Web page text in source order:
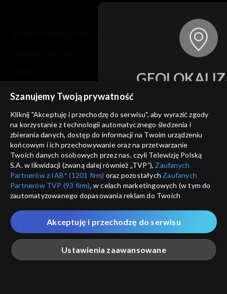
Kraj, z którego się
Zjednoczone , w związku z
na platformie TVP VOD
nieodstępna. Sprawdź, które
obejrzeć.
Nie pokazuj
ANULUJ
pomoc
kontakt
voucher
dostępność
Szanujemy Twoją prywatność
Kliknij "Akceptuję i przechodzę do serwisu", aby wyrazić zgody
na korzystanie z technologii automatycznego śledzenia i
zbierania danych, dostęp do informacji na Twoim urządzeniu
końcowym i ich przechowywanie oraz na przetwarzanie
Twoich danych osobowych przez nas, czyli Telewizję Polską
S.A. w likwidacji (zwaną dalej również „TVP”), Zaufanych
Partnerów z IAB* (1201 firm) oraz pozostałych Zaufanych
Partnerów TVP (93 firm), w celach marketingowych (w tym do
zautomatyzowanego dopasowania reklam do Twoich
które wskazujemy poniżej, a także zgody na udostępnianie
przez nas identyfikatora PPID do Google.
Twoje dane osobowe zbierane podczas odwiedzania przez
Ciebie naszych
poszczególnych serwisówzwanych dalej
„Portalem”, w tym informacje zapisywane za pomocą
Ustawienia zaawansowane
Akceptuję i przechodzę do serwisu